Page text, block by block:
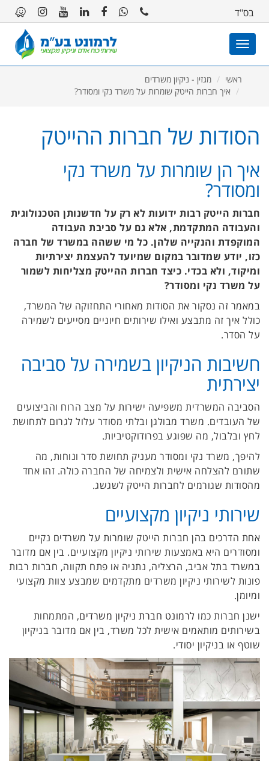
בס"ד
Toggle
navigation
ראשי
מגזין - ניקיון משרדים
איך חברות הייטק שומרות על משרד נקי ומסודר?
הסודות של חברות ההייטק
איך הן שומרות על משרד נקי
ומסודר?
חברות הייטק רבות ידועות לא רק על חדשנותן הטכנולוגית
והעבודה המתקדמת, אלא גם על סביבת העבודה
המוקפדת והנקייה שלהן. כל מי ששהה במשרד של חברה
כזו, יודע שמדובר במקום שמיועד להעצמת יצירתיות
ומיקוד, ולא בכדי. כיצד חברות ההייטק מצליחות לשמור
על משרד נקי ומסודר?
במאמר זה נסקור את הסודות מאחורי התחזוקה של המשרד,
כולל איך זה מתבצע ואילו שירותים חיוניים מסייעים לשמירה
על הסדר.
חשיבות הניקיון בשמירה על סביבה
יצירתית
הסביבה המשרדית משפיעה ישירות על מצב הרוח והביצועים
של העובדים. משרד מבולגן ובלתי מסודר עלול לגרום לתחושת
לחץ ובלבול, מה שפוגע בפרודוקטיביות.
להיפך, משרד נקי ומסודר מעניק תחושת סדר ונוחות, מה
שתורם להצלחה אישית ולצמיחה של החברה כולה. זהו אחד
מהסודות שגורמים לחברות הייטק לשגשג.
שירותי ניקיון מקצועיים
אחת הדרכים בהן חברות הייטק שומרות על משרדים נקיים
ומסודרים היא באמצעות שירותי ניקיון מקצועיים. בין אם מדובר
במשרד בתל אביב, הרצליה, נתניה או פתח תקווה, חברות רבות
פונות לשירותי ניקיון משרדים מתקדמים שמבצע צוות מקצועי
ומיומן.
ישנן חברות כמו לרמונט חברת ניקיון משרדים, המתמחות
בשירותים מותאמים אישית לכל משרד, בין אם מדובר בניקיון
שוטף או בניקיון יסודי.